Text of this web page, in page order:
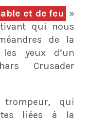
et de feu »
qui nous
de la
yeux d’un
Crusader
qui
liées à la